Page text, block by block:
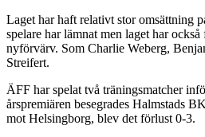
Laget har haft relativt stor omsättning
spelare har lämnat men laget har
nyförvärv. Som Charlie Weberg,
Streifert.
ÄFF har spelat två träningsmatcher
årspremiären besegrades Halmstads
mot Helsingborg, blev det förlust 0-3.